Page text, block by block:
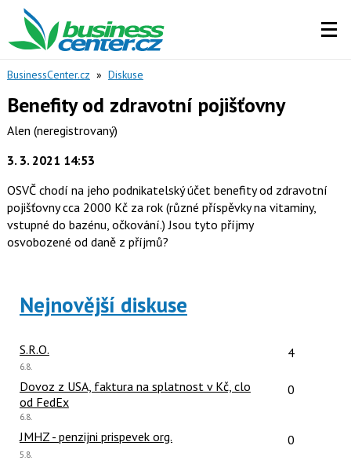
BusinessCenter.cz » Diskuse
Benefity od zdravotní pojišťovny
Alen (neregistrovaný)
3. 3. 2021 14:53
OSVČ chodí na jeho podnikatelský účet benefity od zdravotní
pojišťovny cca 2000 Kč za rok (různé příspěvky na vitaminy,
vstupné do bazénu, očkování.) Jsou tyto příjmy
osvobozené od daně z příjmů?
Nejnovější diskuse
S.R.O. Počet
4
Poslední
6.8.
Dovoz z USA, faktura na splatnost v Kč, clo
od FedEx
Počet
0
Poslední
6.8.
JMHZ - penzijni prispevek org. Počet
0
Poslední
5.8.